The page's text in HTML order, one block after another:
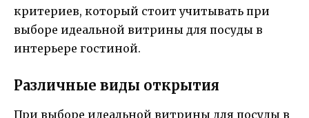
критериев, который стоит учитывать при
выборе идеальной витрины для посуды в
интерьере гостиной.
Различные виды открытия
При выборе идеальной витрины для посуды в